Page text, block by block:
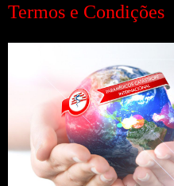
Termos e Condições